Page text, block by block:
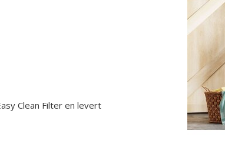
Clean Filter en levert